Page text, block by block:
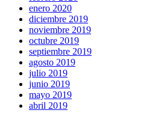
enero 2020
diciembre 2019
noviembre 2019
octubre 2019
septiembre 2019
agosto 2019
julio 2019
junio 2019
mayo 2019
abril 2019